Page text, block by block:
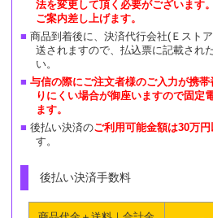
法を変更して頂く必要がございます
ご案内差し上げます。
商品到着後に、決済代行会社(Ｅスト
送されますので、払込票に記載され
い。
与信の際にご注文者様のご入力が携
りにくい場合が御座いますので固定
ます。
後払い決済のご利用可能金額は30万円
す。
後払い決済手数料